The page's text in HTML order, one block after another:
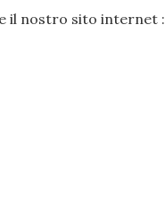
il nostro sito internet :